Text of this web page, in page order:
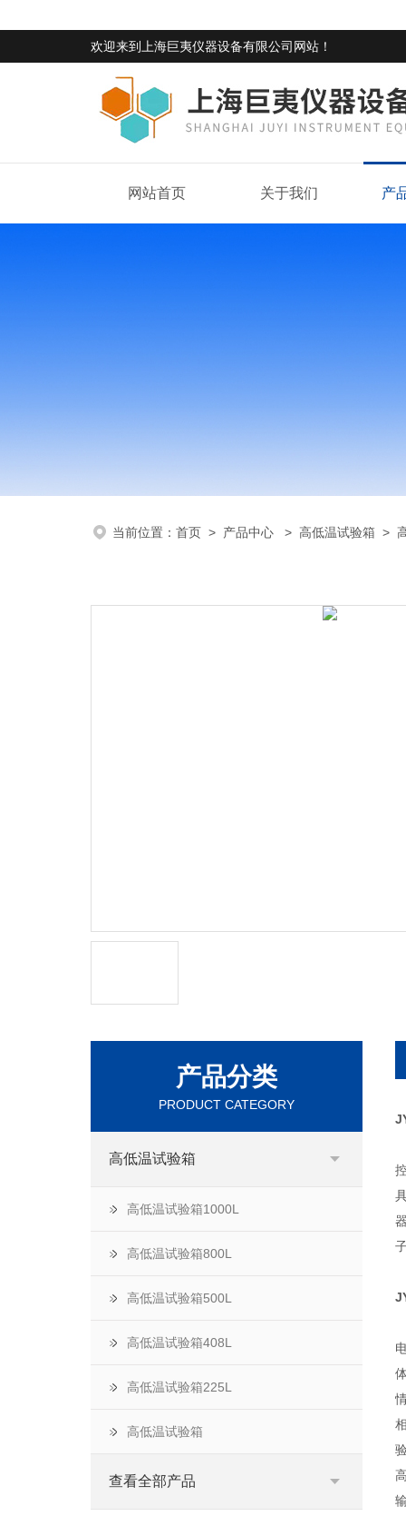
欢迎来到 上海巨夷仪器设备有限公司网站 ！
网站首页 关于我们 产
当前位置： 首页 > 产品中心 > 高低温试验箱 >
产品分类
PRODUCT CATEGORY
高低温试验箱
高低温试验箱1000L
高低温试验箱800L
高低温试验箱500L
高低温试验箱408L
高低温试验箱225L
高低温试验箱
查看全部产品